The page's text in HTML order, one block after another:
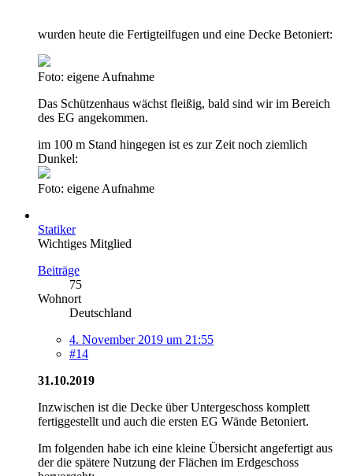
wurden heute die Fertigteilfugen und eine Decke Betoniert:
Foto: eigene Aufnahme
Das Schützenhaus wächst fleißig, bald sind wir im Bereich
des EG angekommen.
im 100 m Stand hingegen ist es zur Zeit noch ziemlich
Dunkel:
Foto: eigene Aufnahme
Statiker
Wichtiges Mitglied
Beiträge
75
Wohnort
Deutschland
4. November 2019 um 21:55
#14
31.10.2019
Inzwischen ist die Decke über Untergeschoss komplett
fertiggestellt und auch die ersten EG Wände Betoniert.
Im folgenden habe ich eine kleine Übersicht angefertigt aus
der die spätere Nutzung der Flächen im Erdgeschoss